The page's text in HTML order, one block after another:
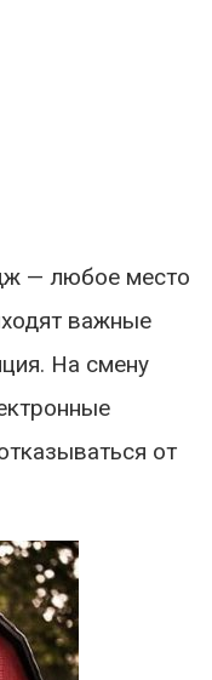
— любое место
важные
На смену
от